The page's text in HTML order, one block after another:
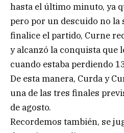
hasta el último minuto, ya
pero por un descuido no la
finalice el partido, Curne
y alcanzó la conquista que
cuando estaba perdiendo
De esta manera, Curda y
una de las tres finales
de agosto.
Recordemos también, se